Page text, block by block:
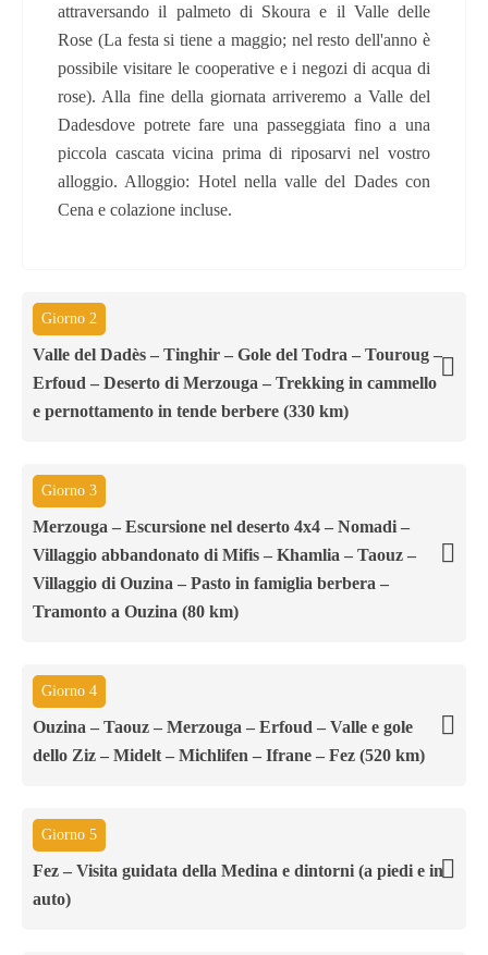
attraversando il palmeto di Skoura e il Valle delle
Rose (La festa si tiene a maggio; nel resto dell'anno è
possibile visitare le cooperative e i negozi di acqua di
rose). Alla fine della giornata arriveremo a Valle del
Dadesdove potrete fare una passeggiata fino a una
piccola cascata vicina prima di riposarvi nel vostro
alloggio. Alloggio: Hotel nella valle del Dades con
Cena e colazione incluse.
Giorno 2
Valle del Dadès – Tinghir – Gole del Todra – Touroug –
Erfoud – Deserto di Merzouga – Trekking in cammello
e pernottamento in tende berbere (330 km)
Giorno 3
Merzouga – Escursione nel deserto 4x4 – Nomadi –
Villaggio abbandonato di Mifis – Khamlia – Taouz –
Villaggio di Ouzina – Pasto in famiglia berbera –
Tramonto a Ouzina (80 km)
Giorno 4
Ouzina – Taouz – Merzouga – Erfoud – Valle e gole
dello Ziz – Midelt – Michlifen – Ifrane – Fez (520 km)
Giorno 5
Fez – Visita guidata della Medina e dintorni (a piedi e in
auto)